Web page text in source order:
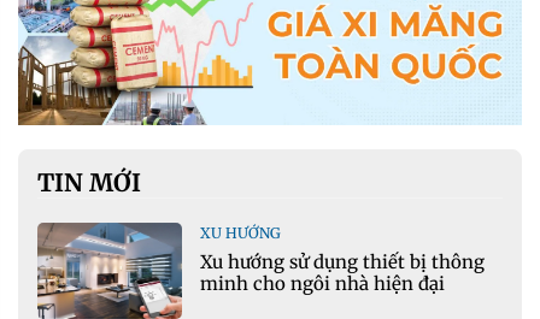
TIN MỚI
XU HƯỚNG
Xu hướng sử dụng thiết bị thông
minh cho ngôi nhà hiện đại